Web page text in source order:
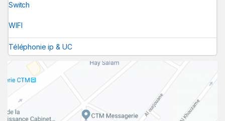
Switch
WIFI
Téléphonie ip & UC